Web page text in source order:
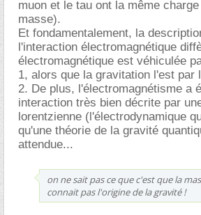
muon et le tau ont la même
masse).
Et fondamentalement, la
l'interaction électromagnétique
électromagnétique est véhiculée
1, alors que la gravitation l'est par
2. De plus, l'électromagnétisme a
interaction très bien décrite par
lorentzienne (l'électrodynamique
qu'une théorie de la gravité
attendue...
on ne sait pas ce que c'est que la
connait pas l'origine de la gravité !